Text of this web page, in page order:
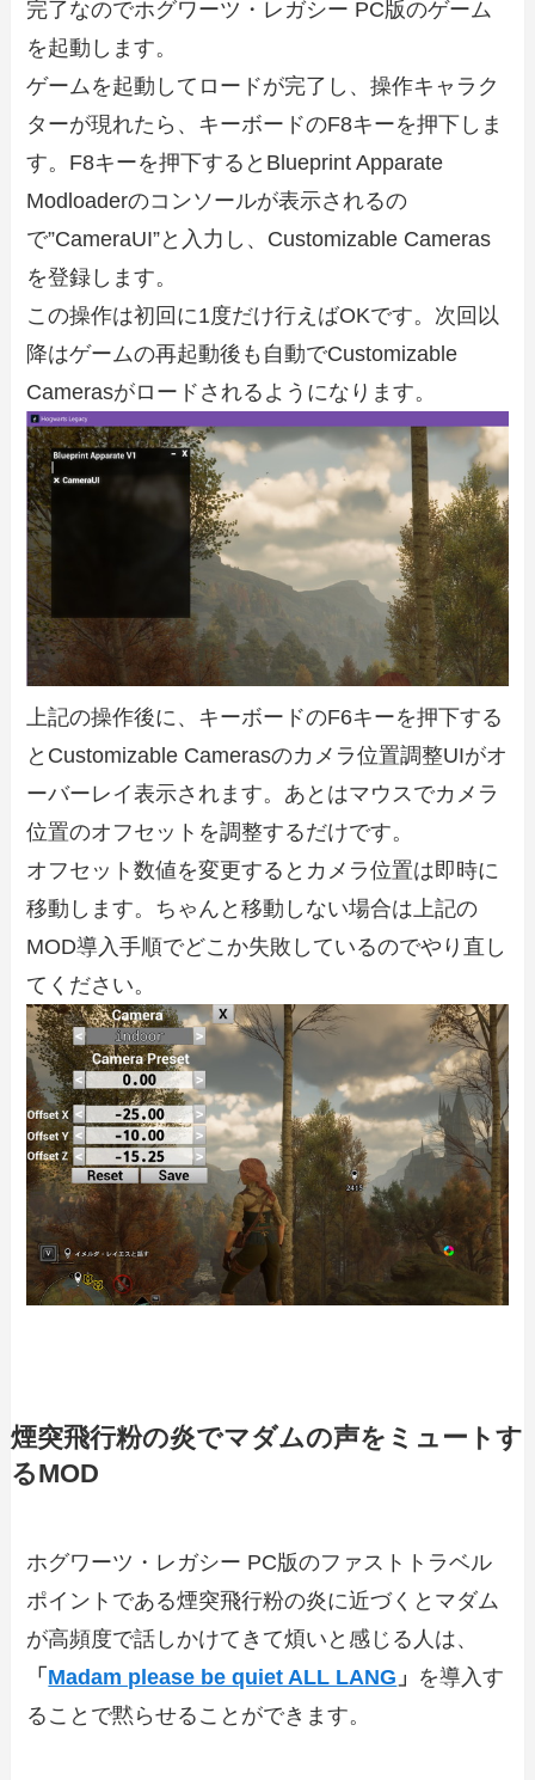
完了なのでホグワーツ・レガシー PC版のゲーム
を起動します。
ゲームを起動してロードが完了し、操作キャラク
ターが現れたら、キーボードのF8キーを押下しま
す。F8キーを押下するとBlueprint Apparate
Modloaderのコンソールが表示されるの
で”CameraUI”と入力し、Customizable Cameras
を登録します。
この操作は初回に1度だけ行えばOKです。次回以
降はゲームの再起動後も自動でCustomizable
Camerasがロードされるようになります。
上記の操作後に、キーボードのF6キーを押下する
とCustomizable Camerasのカメラ位置調整UIがオ
ーバーレイ表示されます。あとはマウスでカメラ
位置のオフセットを調整するだけです。
オフセット数値を変更するとカメラ位置は即時に
移動します。ちゃんと移動しない場合は上記の
MOD導入手順でどこか失敗しているのでやり直し
てください。
煙突飛行粉の炎でマダムの声をミュートす
るMOD
ホグワーツ・レガシー PC版のファストトラベル
ポイントである煙突飛行粉の炎に近づくとマダム
が高頻度で話しかけてきて煩いと感じる人は、
「 Madam please be quiet ALL LANG 」 を導入す
ることで黙らせることができます。